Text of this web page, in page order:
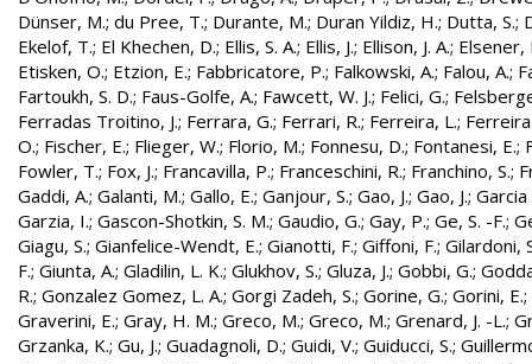
Dünser, M.; du Pree, T.; Durante, M.; Duran Yildiz, H.; Dutta, S.;
Ekelof, T.; El Khechen, D.; Ellis, S. A.; Ellis, J.; Ellison, J. A.; Elsener,
Etisken, O.; Etzion, E.; Fabbricatore, P.; Falkowski, A.; Falou, A.;
Fartoukh, S. D.; Faus-Golfe, A.; Fawcett, W. J.; Felici, G.;
Ferradas Troitino, J.; Ferrara, G.; Ferrari, R.; Ferreira, L.;
O.; Fischer, E.; Flieger, W.; Florio, M.; Fonnesu, D.; Fontanesi, E.;
Fowler, T.; Fox, J.; Francavilla, P.; Franceschini, R.; Franchino, S.;
Gaddi, A.; Galanti, M.; Gallo, E.; Ganjour, S.; Gao, J.; Gao, J.; Garcia
Garzia, I.; Gascon-Shotkin, S. M.; Gaudio, G.; Gay, P.; Ge, S. -F.;
Giagu, S.; Gianfelice-Wendt, E.; Gianotti, F.; Giffoni, F.; Gilardoni,
F.; Giunta, A.; Gladilin, L. K.; Glukhov, S.; Gluza, J.; Gobbi, G.;
R.; Gonzalez Gomez, L. A.; Gorgi Zadeh, S.; Gorine, G.; Gorini, E.;
Graverini, E.; Gray, H. M.; Greco, M.; Greco, M.; Grenard, J. -L.;
Grzanka, K.; Gu, J.; Guadagnoli, D.; Guidi, V.; Guiducci, S.;